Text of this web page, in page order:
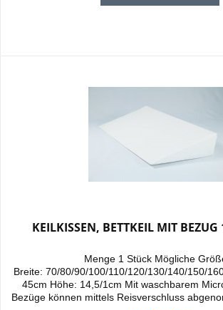
KEILKISSEN, BETTKEIL MIT
Menge 1 Stück Mögliche
Breite: 70/80/90/100/110/120/130/140/150/
45cm Höhe: 14,5/1cm Mit waschbarem
Bezüge können mittels Reisverschluss